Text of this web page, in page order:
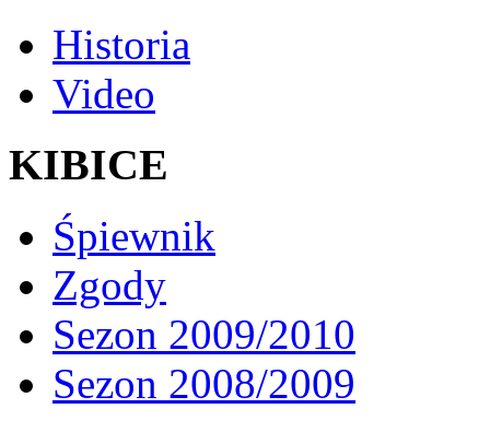
Historia
Video
KIBICE
Śpiewnik
Zgody
Sezon 2009/2010
Sezon 2008/2009